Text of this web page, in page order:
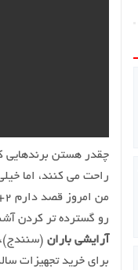
چقدر هستن برندهایی
راحت می کنند، اما
رو گسترده تر کردن
آرایشی باران
برای خرید تجهیزات